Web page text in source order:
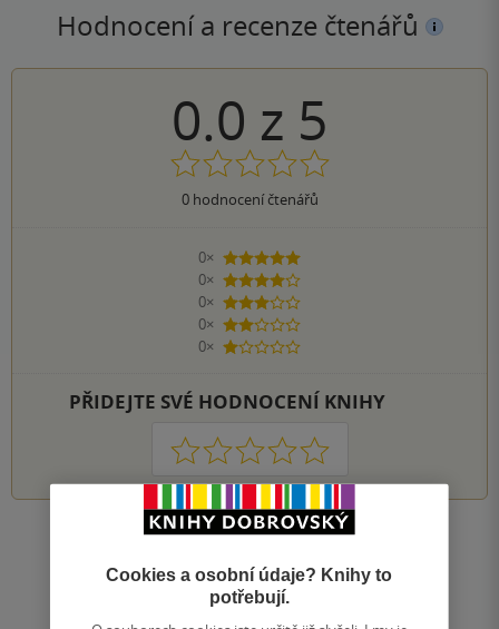
Hodnocení a recenze čtenářů
0.0 z 5
0hodnocení čtenářů
0×
5 hvězdiček
0×
4 hvězdičky
0×
3 hvězdičky
0×
2 hvězdičky
0×
1 hvezdička
PŘIDEJTE SVÉ HODNOCENÍ KNIHY
1 2 3 4 5
Zobrazeno 20 z 20
1
/ 1
Cookies a osobní údaje? Knihy to
potřebují.